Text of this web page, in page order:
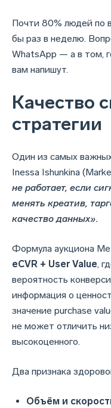
Почти 80% людей по
бы раз в неделю.
WhatsApp — а в том,
вам напишут.
Качество
стратегии
Один из самых
Inessa Ishunkina
не работает, если
менять креатив,
качество данных».
Формула аукциона
eCVR + User Value,
вероятность
информация о
значение purchase
не может отличить
высокоценного.
Два признака
Объём и